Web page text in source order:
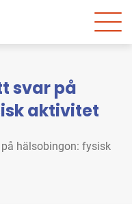
svar på
aktivitet
hälsobingon: fysisk